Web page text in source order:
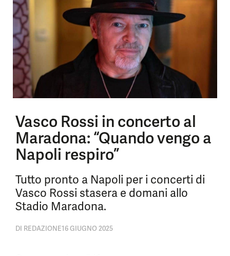
Vasco Rossi in concerto al
Maradona: “Quando vengo a
Napoli respiro”
Tutto pronto a Napoli per i concerti di
Vasco Rossi stasera e domani allo
Stadio Maradona.
DI REDAZIONE16 GIUGNO 2025